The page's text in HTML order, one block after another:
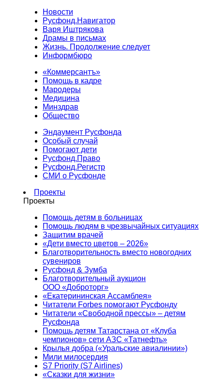
Новости
Русфонд.Навигатор
Варя Иштрякова
Драмы в письмах
Жизнь. Продолжение следует
Информбюро
«Коммерсантъ»
Помощь в кадре
Мародеры
Медицина
Минздрав
Общество
Эндаумент Русфонда
Особый случай
Помогают дети
Русфонд.Право
Русфонд.Регистр
СМИ о Русфонде
Проекты
Проекты
Помощь детям в больницах
Помощь людям в чрезвычайных ситуациях
Защитим врачей
«Дети вместо цветов – 2026»
Благотворительность вместо новогодних
сувениров
Русфонд & Зумба
Благотворительный аукцион
ООО «Доброторг»
«Екатерининская Ассамблея»
Читатели Forbes помогают Русфонду
Читатели «Свободной прессы» – детям
Русфонда
Помощь детям Татарстана от «Клуба
чемпионов» сети АЗС «Татнефть»
Крылья добра («Уральские авиалинии»)
Мили милосердия
S7 Priority (S7 Airlines)
«Сказки для жизни»